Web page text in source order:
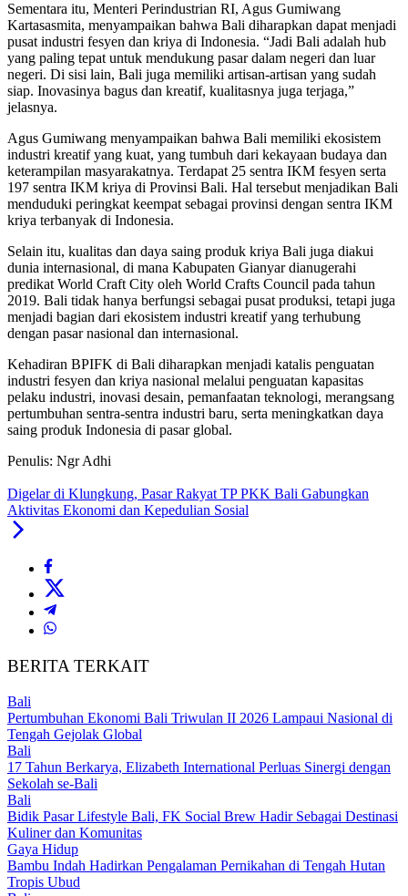
Sementara itu, Menteri Perindustrian RI, Agus Gumiwang
Kartasasmita, menyampaikan bahwa Bali diharapkan dapat menjadi
pusat industri fesyen dan kriya di Indonesia. “Jadi Bali adalah hub
yang paling tepat untuk mendukung pasar dalam negeri dan luar
negeri. Di sisi lain, Bali juga memiliki artisan-artisan yang sudah
siap. Inovasinya bagus dan kreatif, kualitasnya juga terjaga,”
jelasnya.
Agus Gumiwang menyampaikan bahwa Bali memiliki ekosistem
industri kreatif yang kuat, yang tumbuh dari kekayaan budaya dan
keterampilan masyarakatnya. Terdapat 25 sentra IKM fesyen serta
197 sentra IKM kriya di Provinsi Bali. Hal tersebut menjadikan Bali
menduduki peringkat keempat sebagai provinsi dengan sentra IKM
kriya terbanyak di Indonesia.
Selain itu, kualitas dan daya saing produk kriya Bali juga diakui
dunia internasional, di mana Kabupaten Gianyar dianugerahi
predikat World Craft City oleh World Crafts Council pada tahun
2019. Bali tidak hanya berfungsi sebagai pusat produksi, tetapi juga
menjadi bagian dari ekosistem industri kreatif yang terhubung
dengan pasar nasional dan internasional.
Kehadiran BPIFK di Bali diharapkan menjadi katalis penguatan
industri fesyen dan kriya nasional melalui penguatan kapasitas
pelaku industri, inovasi desain, pemanfaatan teknologi, merangsang
pertumbuhan sentra-sentra industri baru, serta meningkatkan daya
saing produk Indonesia di pasar global.
Penulis: Ngr Adhi
Digelar di Klungkung, Pasar Rakyat TP PKK Bali Gabungkan
Aktivitas Ekonomi dan Kepedulian Sosial
BERITA TERKAIT
Bali
Pertumbuhan Ekonomi Bali Triwulan II 2026 Lampaui Nasional di
Tengah Gejolak Global
Bali
17 Tahun Berkarya, Elizabeth International Perluas Sinergi dengan
Sekolah se-Bali
Bali
Bidik Pasar Lifestyle Bali, FK Social Brew Hadir Sebagai Destinasi
Kuliner dan Komunitas
Gaya Hidup
Bambu Indah Hadirkan Pengalaman Pernikahan di Tengah Hutan
Tropis Ubud